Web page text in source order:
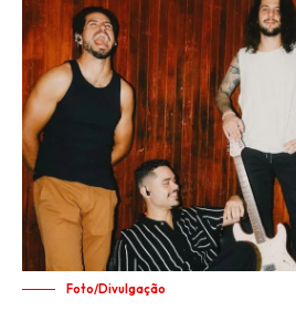
Foto/Divulgação